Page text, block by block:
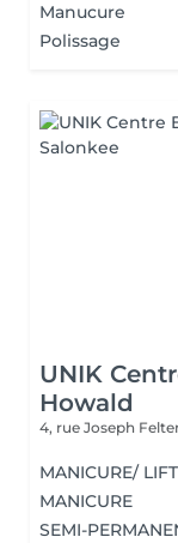
Manucure
Polissage
UNIK
Howald
4, rue Joseph
MANICURE/
MANICURE
SEMI-